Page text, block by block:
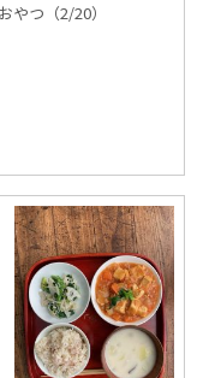
やつ（2/20）